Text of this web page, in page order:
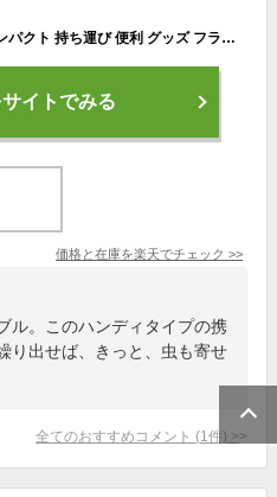
led 携帯 ライト ハンディ 軽量 コンパクト 持ち運び 便利 グッズ フラッシュ ミニライト LEDライト 小型 懐中 電灯 カラビナ付き キーホルダー 高輝度 夜間 夜道 ウォーキング 散歩 対策 明るい 照らす アウトドア 停電 防災 災害 生活 応援 支援 うれしい 便利 アイテム
イトでみる
価格と在庫を楽天でチェック >>
ル。このハンディタイプの携
り出せば、きっと、虫も寄せ
全てのおすすめコメント (1 件) >